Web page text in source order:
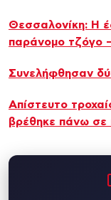
Θεσσαλονίκη: Η
παράνομο τζόγο
Συνελήφθησαν
Απίστευτο
βρέθηκε πάνω σε